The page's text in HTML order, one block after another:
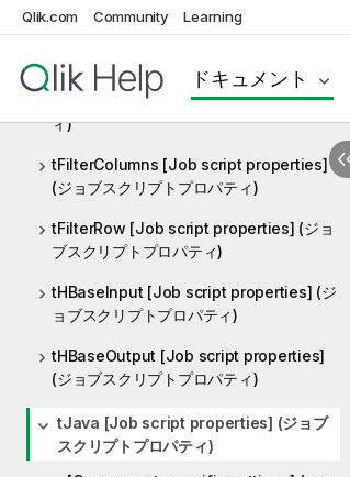
Qlik.com Community Learning
ドキュメント
properties] (ジョブスクリプトプロパテ
ィ)
tFileOutputParquet [Job script
properties] (ジョブスクリプトプロパテ
ィ)
tFilterColumns [Job script properties]
(ジョブスクリプトプロパティ)
tFilterRow [Job script properties] (ジョ
ブスクリプトプロパティ)
tHBaseInput [Job script properties] (ジ
ョブスクリプトプロパティ)
tHBaseOutput [Job script properties]
(ジョブスクリプトプロパティ)
tJava [Job script properties] (ジョブ
スクリプトプロパティ)